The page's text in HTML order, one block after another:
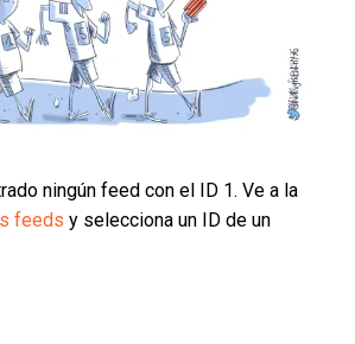
ningún feed con el ID 1. Ve a la
feeds y selecciona un ID de un